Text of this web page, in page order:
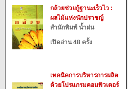
กล้วยช่วยกู้ฐานะเร็วไว :
ผลไม้แห่งนักปราชญ์
สำนักพิมพ์ น้ำฝน
เปิดอ่าน 48 ครั้ง
เทคนิคการบริหารการผลิต
ด้วยโปรแกรมคอมพิวเตอร์